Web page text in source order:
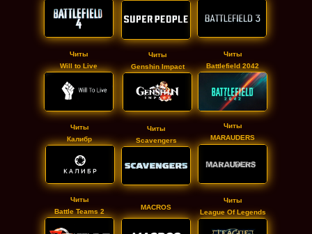
Читы
Battle Teams 2
Читы
MARAUDERS
Читы
Калибр
MACROS
Читы
Scavengers
Читы
League Of Legends
Читы
Battlefield 2042
Читы
Genshin Impact
Читы
Will to Live